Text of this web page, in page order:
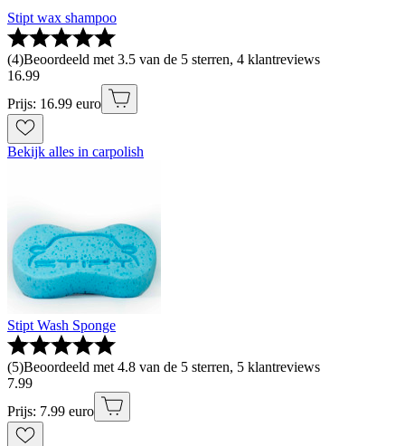
Stipt wax shampoo
(4)Beoordeeld met 3.5 van de 5 sterren, 4 klantreviews
16.99
Prijs: 16.99 euro
Bekijk alles in carpolish
Stipt Wash Sponge
(5)Beoordeeld met 4.8 van de 5 sterren, 5 klantreviews
7.99
Prijs: 7.99 euro